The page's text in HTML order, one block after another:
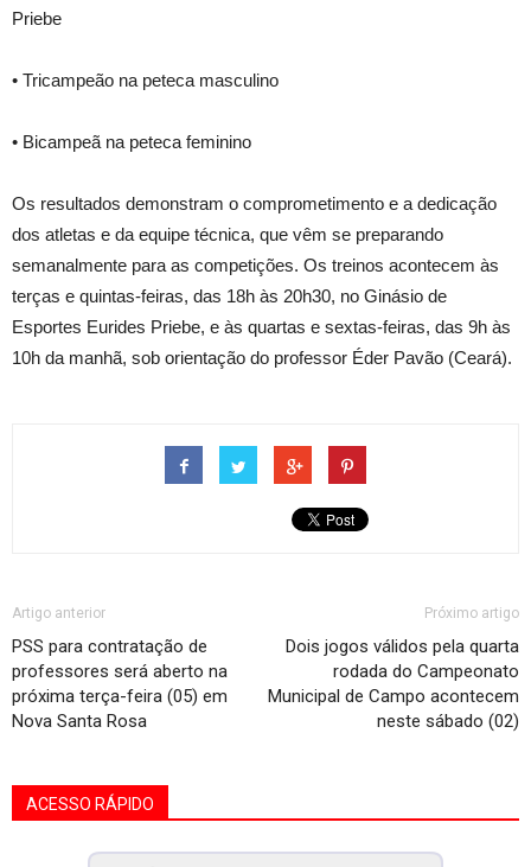
Priebe
• Tricampeão na peteca masculino
• Bicampeã na peteca feminino
Os resultados demonstram o comprometimento e a dedicação
dos atletas e da equipe técnica, que vêm se preparando
semanalmente para as competições. Os treinos acontecem às
terças e quintas-feiras, das 18h às 20h30, no Ginásio de
Esportes Eurides Priebe, e às quartas e sextas-feiras, das 9h às
10h da manhã, sob orientação do professor Éder Pavão (Ceará).
Artigo anterior
PSS para contratação de
professores será aberto na
próxima terça-feira (05) em
Nova Santa Rosa
Próximo artigo
Dois jogos válidos pela quarta
rodada do Campeonato
Municipal de Campo acontecem
neste sábado (02)
ACESSO RÁPIDO